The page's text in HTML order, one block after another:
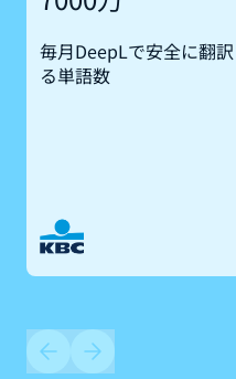
毎月DeepLで安全に翻
る単語数